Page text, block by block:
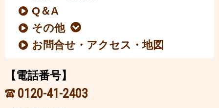
Q＆A
その他
お問合せ・アクセス・地図
【電話番号】
0120-41-2403